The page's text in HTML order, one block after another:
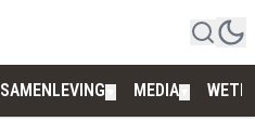
SAMENLEVING MEDIA